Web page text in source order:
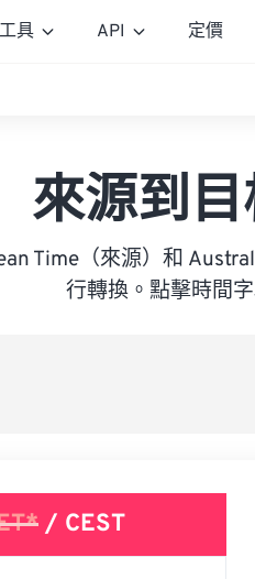
工具 API 定價
來源到
Time（來源）和
行轉換。點擊時間
/ CEST